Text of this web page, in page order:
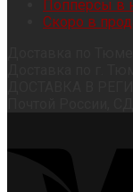
Попперсы в
Скоро в